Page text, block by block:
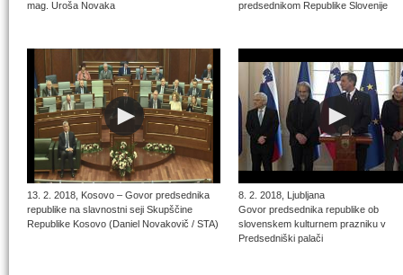
mag. Uroša Novaka
predsednikom Republike Slovenije
13. 2. 2018, Kosovo – Govor predsednika
republike na slavnostni seji Skupščine
Republike Kosovo (Daniel Novakovič / STA)
8. 2. 2018, Ljubljana
Govor predsednika republike ob
slovenskem kulturnem prazniku v
Predsedniški palači